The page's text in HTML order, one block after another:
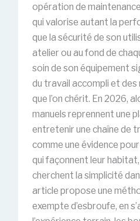
opération de maintenance
qui valorise autant la
que la sécurité de son
atelier ou au fond de
soin de son équipement
du travail accompli et
que l’on chérit. En 2026,
manuels reprennent une
entretenir une chaîne de
comme une évidence
qui façonnent leur
cherchent la simplicité
article propose une
exempte d’esbroufe, en